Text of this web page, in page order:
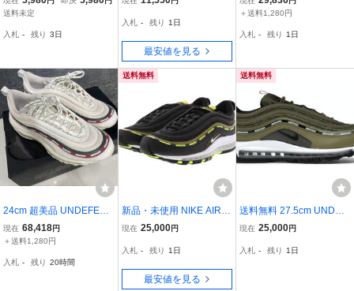
エアマックス97 アンディ
ツ
送料未定
入札 - 残り 3日
NDEFEATED 29cm Snea
kers 黒 / ブラック / 10113
入札 - 残り 1日
最安値を見る
CK アンディフィーテッド
OG ブラック
＋送料1,280円
入札 - 残り 1日
24cm 超美品 UNDEFEAT
ED × NIKE AIR MAX 97 O
G WHITE アンディフィー
クス97 OG ホワイト
現在 68,418円
＋送料1,280円
入札 - 残り 20時間
送料無料
新品・未使用 NIKE AIR M
AX 97 UNDEFEATED BL
E(DC4830-300) 28.0cm
(US10.0) 2足セット
現在 25,000円
入札 - 残り 1日
最安値を見る
送料無料
送料無料 27.5cm UNDEF
EATED × NIKE AIR MAX
5 アンディフィーテッド
現在 25,000円
入札 - 残り 1日